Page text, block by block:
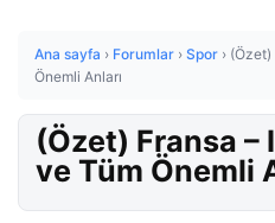
Ana sayfa › Forumlar › Spor › (Özet)
Önemli Anları
(Özet) Fransa –
ve Tüm Önemli